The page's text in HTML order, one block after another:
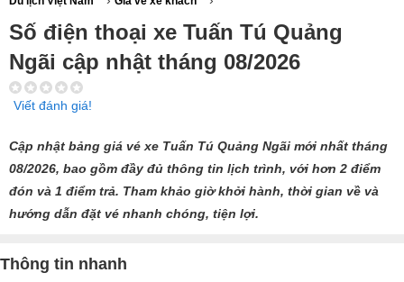
Số điện thoại xe Tuấn Tú Quảng
Ngãi cập nhật tháng 08/2026
Viết đánh giá!
Cập nhật bảng giá vé xe Tuấn Tú Quảng Ngãi mới nhất tháng
08/2026, bao gồm đầy đủ thông tin lịch trình, với hơn 2 điểm
đón và 1 điểm trả. Tham khảo giờ khởi hành, thời gian về và
hướng dẫn đặt vé nhanh chóng, tiện lợi.
Thông tin nhanh